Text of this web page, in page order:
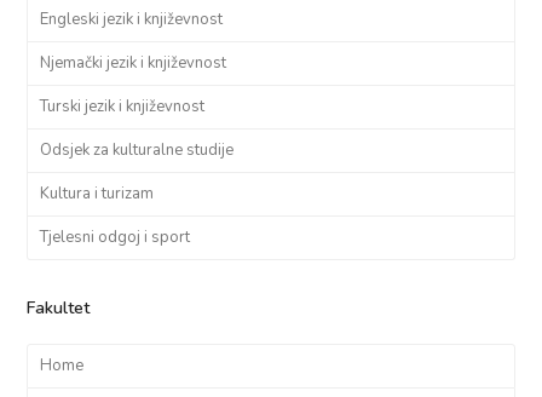
Engleski jezik i književnost
Njemački jezik i književnost
Turski jezik i književnost
Odsjek za kulturalne studije
Kultura i turizam
Tjelesni odgoj i sport
Fakultet
Home